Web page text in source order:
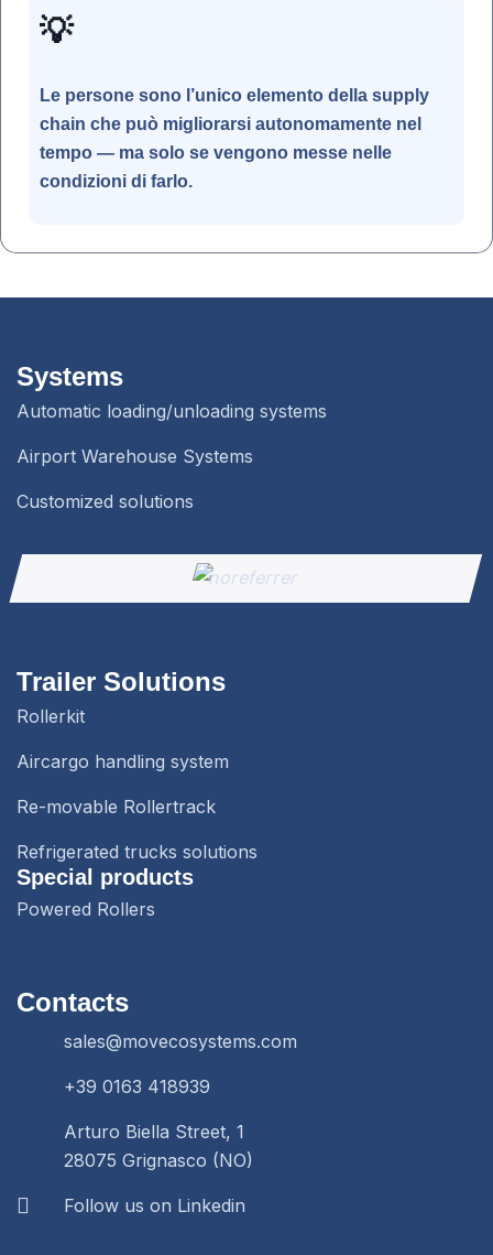
💡
Le persone sono l’unico elemento della supply
chain che può migliorarsi autonomamente nel
tempo — ma solo se vengono messe nelle
condizioni di farlo.
Systems
Automatic loading/unloading systems
Airport Warehouse Systems
Customized solutions
Trailer Solutions
Rollerkit
Aircargo handling system
Re-movable Rollertrack
Refrigerated trucks solutions
Special products
Powered Rollers
Contacts
sales@movecosystems.com
+39 0163 418939
Arturo Biella Street, 1
28075 Grignasco (NO)
Follow us on Linkedin